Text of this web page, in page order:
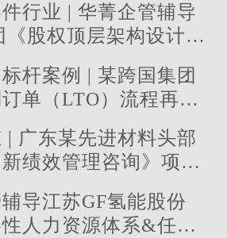
行业 | 华菁企管辅导
《股权顶层架构设计及
杆案例 | 某跨国集团
订单（LTO）流程再造
化》 管理咨询项目圆满
| 广东某先进材料头部
绩效管理咨询》项目
导江苏GF氢能股份
性人力资源体系&任职